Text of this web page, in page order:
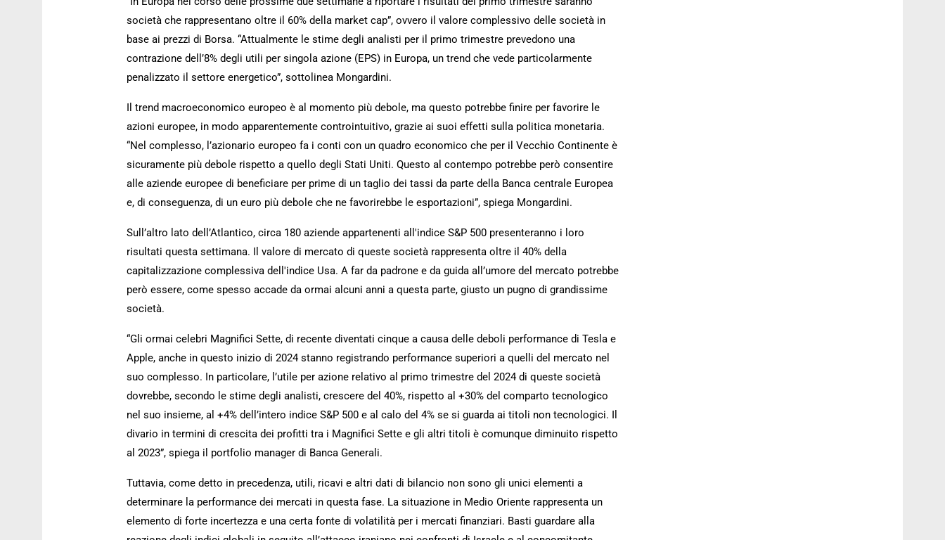
società che rappresentano oltre il 60% della market cap”, ovvero il valore complessivo delle società in
base ai prezzi di Borsa. “Attualmente le stime degli analisti per il primo trimestre prevedono una
contrazione dell’8% degli utili per singola azione (EPS) in Europa, un trend che vede particolarmente
penalizzato il settore energetico”, sottolinea Mongardini.
Il trend macroeconomico europeo è al momento più debole, ma questo potrebbe finire per favorire le
azioni europee, in modo apparentemente controintuitivo, grazie ai suoi effetti sulla politica monetaria.
“Nel complesso, l’azionario europeo fa i conti con un quadro economico che per il Vecchio Continente è
sicuramente più debole rispetto a quello degli Stati Uniti. Questo al contempo potrebbe però consentire
alle aziende europee di beneficiare per prime di un taglio dei tassi da parte della Banca centrale Europea
e, di conseguenza, di un euro più debole che ne favorirebbe le esportazioni”, spiega Mongardini.
Sull’altro lato dell’Atlantico, circa 180 aziende appartenenti all'indice S&P 500 presenteranno i loro
risultati questa settimana. Il valore di mercato di queste società rappresenta oltre il 40% della
capitalizzazione complessiva dell'indice Usa. A far da padrone e da guida all’umore del mercato potrebbe
però essere, come spesso accade da ormai alcuni anni a questa parte, giusto un pugno di grandissime
società.
“Gli ormai celebri Magnifici Sette, di recente diventati cinque a causa delle deboli performance di Tesla e
Apple, anche in questo inizio di 2024 stanno registrando performance superiori a quelli del mercato nel
suo complesso. In particolare, l’utile per azione relativo al primo trimestre del 2024 di queste società
dovrebbe, secondo le stime degli analisti, crescere del 40%, rispetto al +30% del comparto tecnologico
nel suo insieme, al +4% dell’intero indice S&P 500 e al calo del 4% se si guarda ai titoli non tecnologici. Il
divario in termini di crescita dei profitti tra i Magnifici Sette e gli altri titoli è comunque diminuito rispetto
al 2023”, spiega il portfolio manager di Banca Generali.
Tuttavia, come detto in precedenza, utili, ricavi e altri dati di bilancio non sono gli unici elementi a
determinare la performance dei mercati in questa fase. La situazione in Medio Oriente rappresenta un
elemento di forte incertezza e una certa fonte di volatilità per i mercati finanziari. Basti guardare alla